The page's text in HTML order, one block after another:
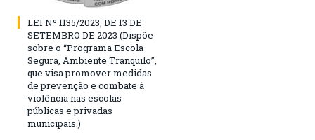
LEI Nº 1135/2023, DE 13 DE
SETEMBRO DE 2023 (Dispõe
sobre o “Programa Escola
Segura, Ambiente Tranquilo”,
que visa promover medidas
de prevenção e combate à
violência nas escolas
públicas e privadas
municipais.)